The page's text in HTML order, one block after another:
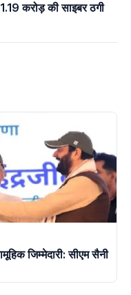
करोड़ की साइबर ठगी
जिम्मेदारी: सीएम सैनी